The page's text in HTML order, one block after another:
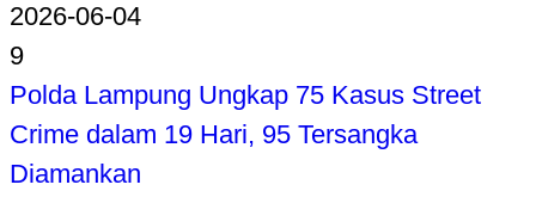
2026-06-04
9
Polda Lampung Ungkap 75 Kasus Street
Crime dalam 19 Hari, 95 Tersangka
Diamankan